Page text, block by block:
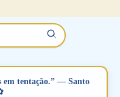
para vocês. Não perca
de Fé do Padre Marcelo,
de orações. Você que
no relacionamento
deste santo amigo:
em tentação.” — Santo